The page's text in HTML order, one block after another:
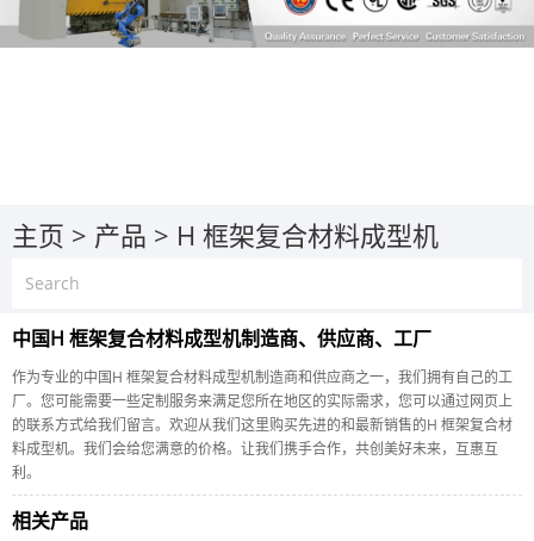
主页 > 产品 > H 框架复合材料成型机
中国H 框架复合材料成型机制造商、供应商、工厂
作为专业的中国H 框架复合材料成型机制造商和供应商之一，我们拥有自己的工
厂。您可能需要一些定制服务来满足您所在地区的实际需求，您可以通过网页上
的联系方式给我们留言。欢迎从我们这里购买先进的和最新销售的H 框架复合材
料成型机。我们会给您满意的价格。让我们携手合作，共创美好未来，互惠互
利。
相关产品